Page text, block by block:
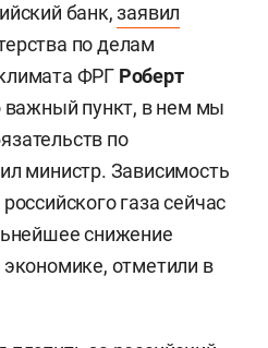
банк,заявил
по делам
ФРГ Роберт
важный пункт, в нем мы
по
министр. Зависимость
газа сейчас
снижение
отметили в